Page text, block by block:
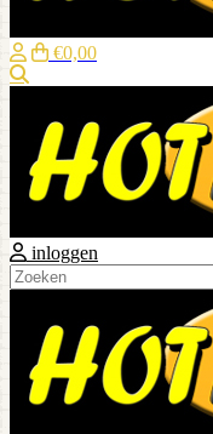
€0,00
inloggen